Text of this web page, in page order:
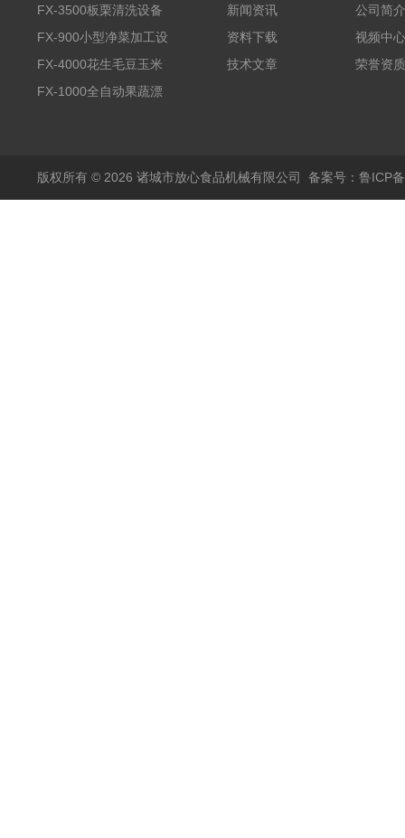
FX-3500板栗清洗设备
全自动气泡清洗机
FX-900小型净菜加工设
备野菜清洗机
FX-4000花生毛豆玉米
蒸煮漂烫机
FX-1000全自动果蔬漂
新闻资讯
资料下载
技术文章
公司简介
视频中心
荣誉资质
版权所有 © 2026 诸城市放心食品机械有限公司 备案号：鲁ICP